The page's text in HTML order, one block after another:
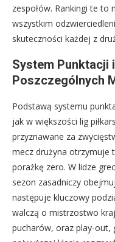
zespołów. Rankingi te to
wszystkim
skuteczności każdej z
System Punktacji
Poszczególnych
Podstawą systemu
jak w większości lig
przyznawane za
mecz drużyna otrzymuje
porażkę zero. W lidze
sezon zasadniczy
następuje kluczowy
walczą o mistrzostwo
pucharów, oraz play-out,